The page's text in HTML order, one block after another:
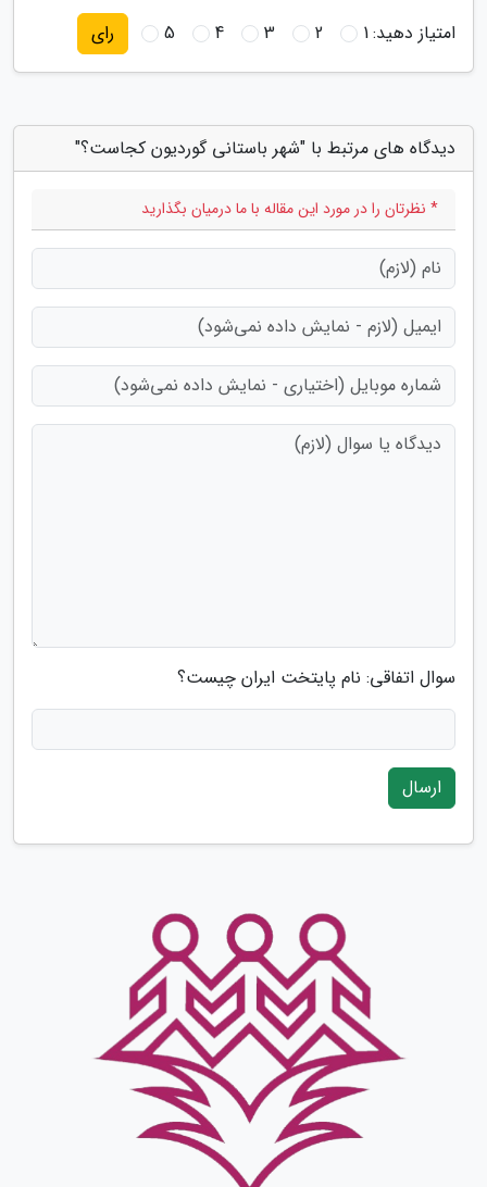
امتیاز دهید:1
2
3
4
5 رای
دیدگاه های مرتبط با "شهر باستانی گوردیون کجاست؟"
* نظرتان را در مورد این مقاله با ما درمیان بگذارید
سوال اتفاقی: نام پایتخت ایران چیست؟
ارسال